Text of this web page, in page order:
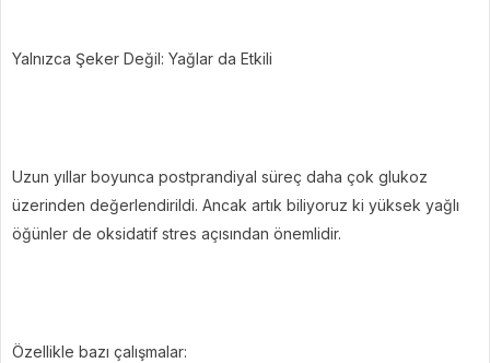
Yalnızca Şeker Değil: Yağlar da Etkili
Uzun yıllar boyunca postprandiyal süreç daha çok glukoz
üzerinden değerlendirildi. Ancak artık biliyoruz ki yüksek yağlı
öğünler de oksidatif stres açısından önemlidir.
Özellikle bazı çalışmalar: